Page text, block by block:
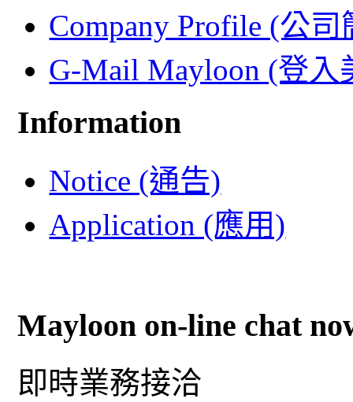
Company Profile (公司
G-Mail Mayloon (登入
Information
Notice (通告)
Application (應用)
Mayloon on-line chat
即時業務接洽